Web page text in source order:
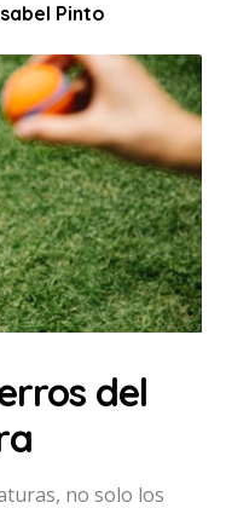
Pinto
del
no solo los